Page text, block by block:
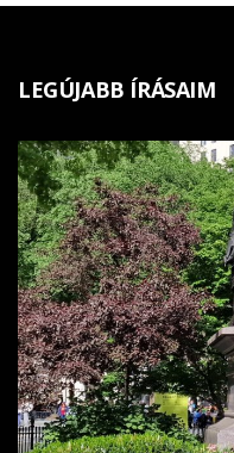
LEGÚJABB ÍRÁSAIM